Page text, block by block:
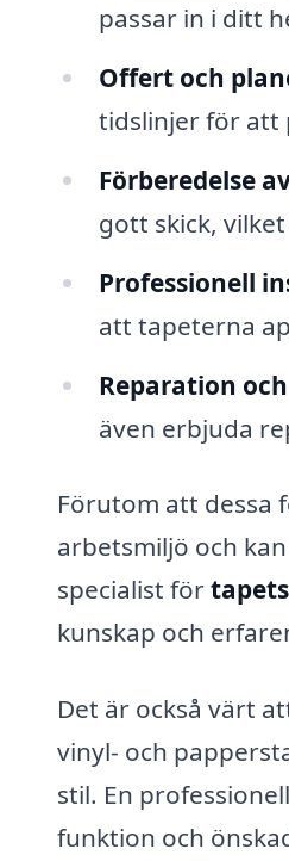
passar in i ditt
Offert och
tidslinjer för att
Förberedelse
gott skick,
Professionell
att tapeterna
Reparation
även erbjuda
Förutom att dessa
arbetsmiljö och
specialist för
kunskap och
Det är också värt
vinyl- och
stil. En
funktion och